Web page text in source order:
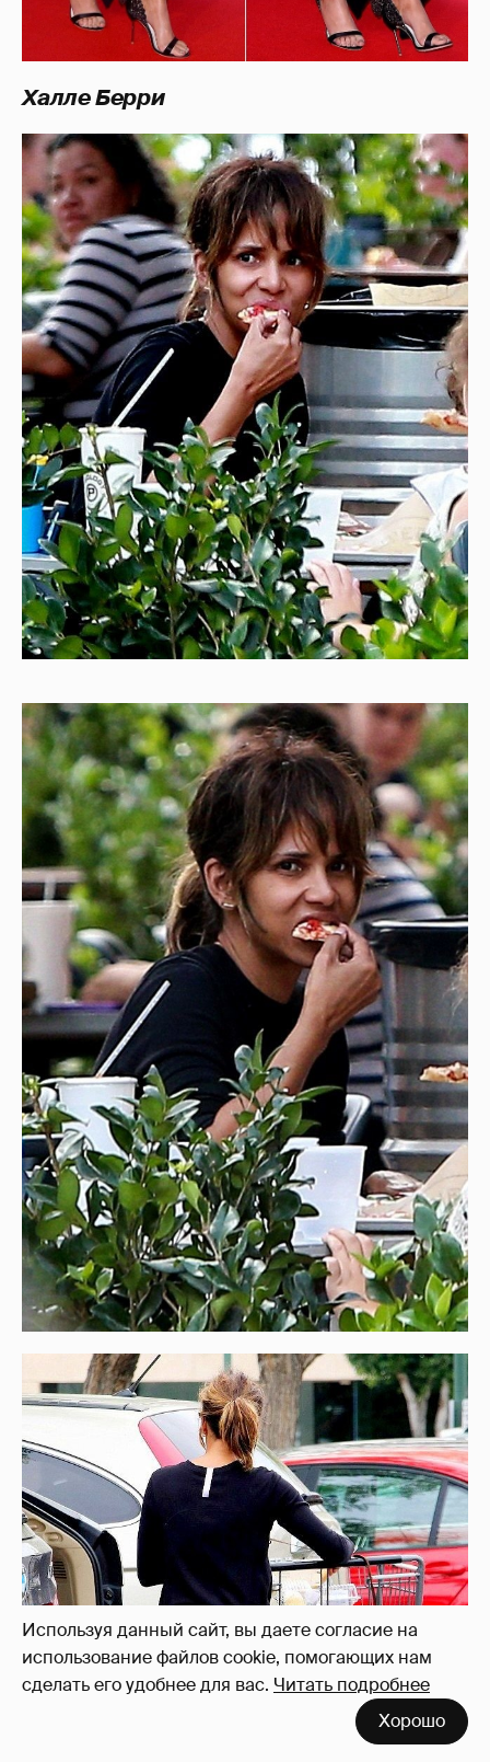
Используя данный сайт, вы даете согласие на
использование файлов cookie, помогающих нам
сделать его удобнее для вас. Читать подробнее
Хорошо
Халле Берри